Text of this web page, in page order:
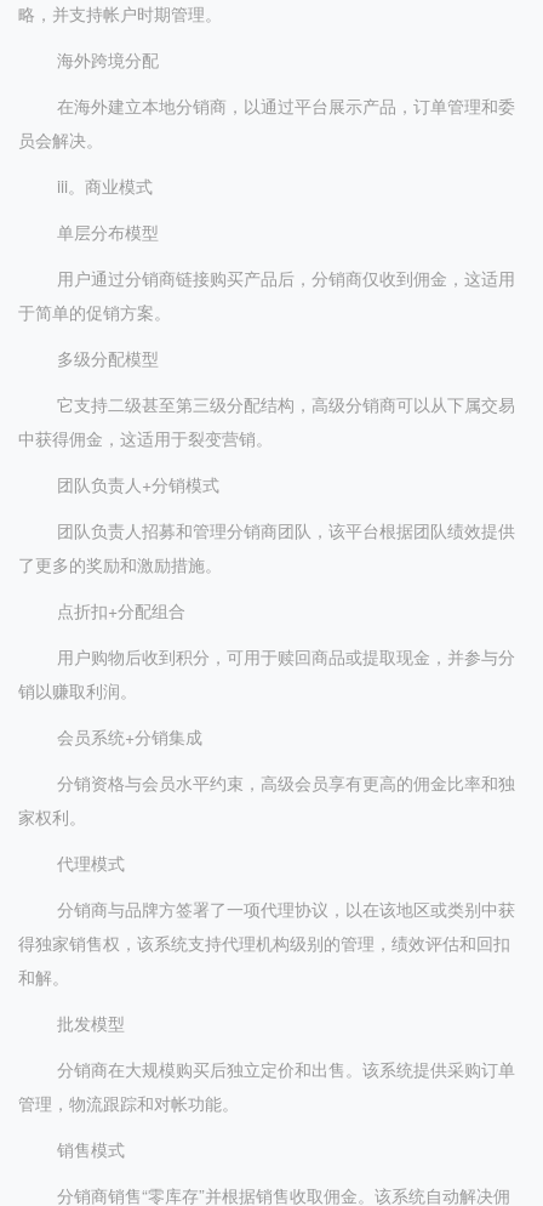
略，并支持帐户时期管理。
海外跨境分配
在海外建立本地分销商，以通过平台展示产品，订单管理和委
员会解决。
iii。商业模式
单层分布模型
用户通过分销商链接购买产品后，分销商仅收到佣金，这适用
于简单的促销方案。
多级分配模型
它支持二级甚至第三级分配结构，高级分销商可以从下属交易
中获得佣金，这适用于裂变营销。
团队负责人+分销模式
团队负责人招募和管理分销商团队，该平台根据团队绩效提供
了更多的奖励和激励措施。
点折扣+分配组合
用户购物后收到积分，可用于赎回商品或提取现金，并参与分
销以赚取利润。
会员系统+分销集成
分销资格与会员水平约束，高级会员享有更高的佣金比率和独
家权利。
代理模式
分销商与品牌方签署了一项代理协议，以在该地区或类别中获
得独家销售权，该系统支持代理机构级别的管理，绩效评估和回扣
和解。
批发模型
分销商在大规模购买后独立定价和出售。该系统提供采购订单
管理，物流跟踪和对帐功能。
销售模式
分销商销售“零库存”并根据销售收取佣金。该系统自动解决佣